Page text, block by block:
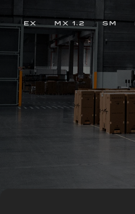
EX MX 1.2 SM